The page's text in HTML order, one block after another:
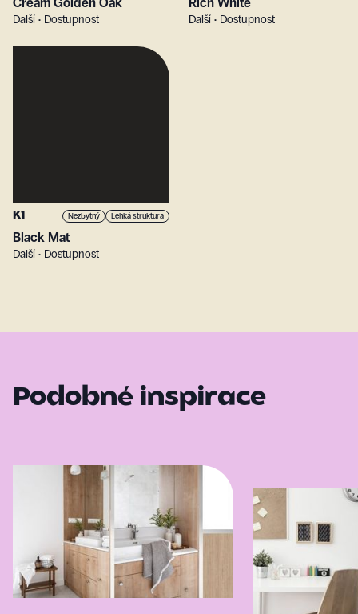
Další • Dostupnost Další • Dostupnost
K1 Nezbytný Lehká struktura
Black Mat
Další • Dostupnost
Podobné inspirace